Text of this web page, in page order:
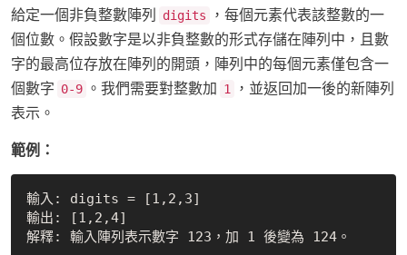
給定一個非負整數陣列
digits
，每個元素代表該整數的一
個位數。假設數字是以非負整數的形式存儲在陣列中，且數
字的最高位存放在陣列的開頭，陣列中的每個元素僅包含一
個數字 0-9 。我們需要對整數加 1
，並返回加一後的新陣列
表示。
範例：
輸入: digits = [1,2,3]
輸出: [1,2,4]
解釋: 輸入陣列表示數字 123，加 1 後變為 124。